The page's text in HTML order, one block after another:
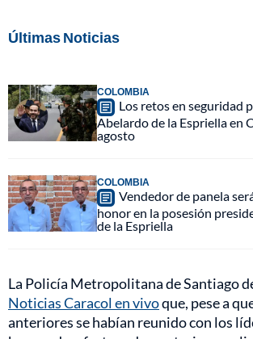
Últimas Noticias
COLOMBIA
Los retos en seguridad
Abelardo de la Espriella en
agosto
COLOMBIA
Vendedor de panela
honor en la posesión
de la Espriella
La Policía Metropolitana de Santiago
Noticias Caracol en vivoque, pese a
anteriores se habían reunido con los